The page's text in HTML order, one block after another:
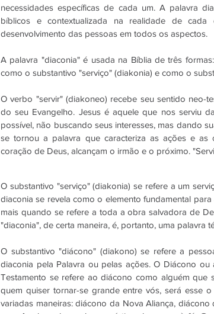
necessidades específicas de cada um. A palavra
bíblicos e contextualizada na realidade de
desenvolvimento das pessoas em todos os aspectos.
A palavra "diaconia" é usada na Bíblia de três
como o substantivo "serviço" (diakonia) e como o
O verbo "servir" (diakoneo) recebe seu sentido neo-
do seu Evangelho. Jesus é aquele que nos serviu
possível, não buscando seus interesses, mas dando
se tornou a palavra que caracteriza as ações e
coração de Deus, alcançam o irmão e o próximo.
O substantivo "serviço" (diakonia) se refere a um
diaconia se revela como o elemento fundamental
mais quando se refere a toda a obra salvadora de
"diaconia", de certa maneira, é, portanto, uma palavra
O substantivo "diácono" (diakono) se refere a
diaconia pela Palavra ou pelas ações. O Diácono
Testamento se refere ao diácono como alguém
quem quiser tornar-se grande entre vós, será esse
variadas maneiras: diácono da Nova Aliança,